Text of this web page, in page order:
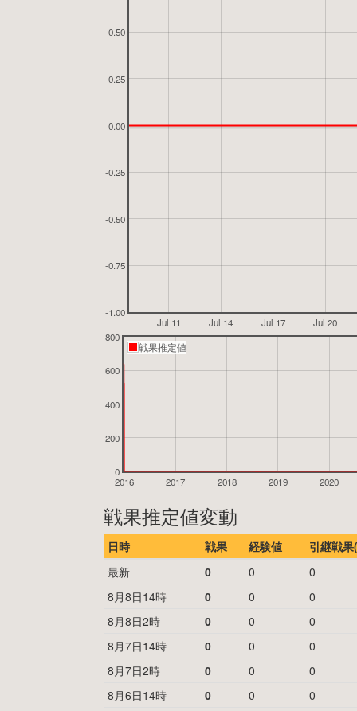
Jul 11 Jul 14 Jul 17 Jul 20
-1.00
-0.75
-0.50
-0.25
0.00
0.25
0.50
2016 2017 2018 2019 2020
0
200
400
600
800
戦果推定値
戦果推定値変動
日時 戦果 経験値
引継戦
最新
0 0
0
8月8日14時
0 0
0
8月8日2時
0 0
0
8月7日14時
0 0
0
8月7日2時
0 0
0
8月6日14時
0 0
0